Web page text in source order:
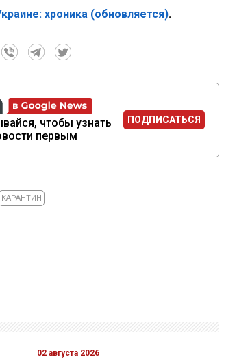
хроника (обновляется).
чтобы узнать
первым
ПОДПИСАТЬСЯ
КАРАНТИН
02 августа 2026